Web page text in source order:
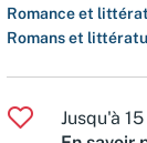
Romance et
Romans et
Jusqu'à